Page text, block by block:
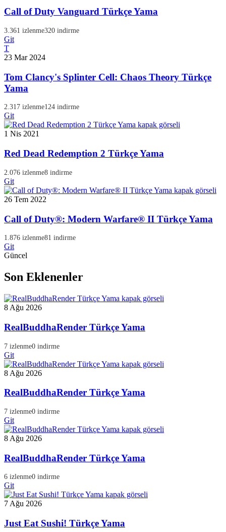
Call of Duty Vanguard Türkçe Yama
3.361 izlenme320 indirme
Git
T
23 Mar 2024
Tom Clancy's Splinter Cell: Chaos Theory Türkçe
Yama
2.317 izlenme124 indirme
Git
1 Nis 2021
Red Dead Redemption 2 Türkçe Yama
2.076 izlenme8 indirme
Git
26 Tem 2022
Call of Duty®: Modern Warfare® II Türkçe Yama
1.876 izlenme81 indirme
Git
Güncel
Son Eklenenler
8 Ağu 2026
RealBuddhaRender Türkçe Yama
7 izlenme0 indirme
Git
8 Ağu 2026
RealBuddhaRender Türkçe Yama
7 izlenme0 indirme
Git
8 Ağu 2026
RealBuddhaRender Türkçe Yama
6 izlenme0 indirme
Git
7 Ağu 2026
Just Eat Sushi! Türkçe Yama